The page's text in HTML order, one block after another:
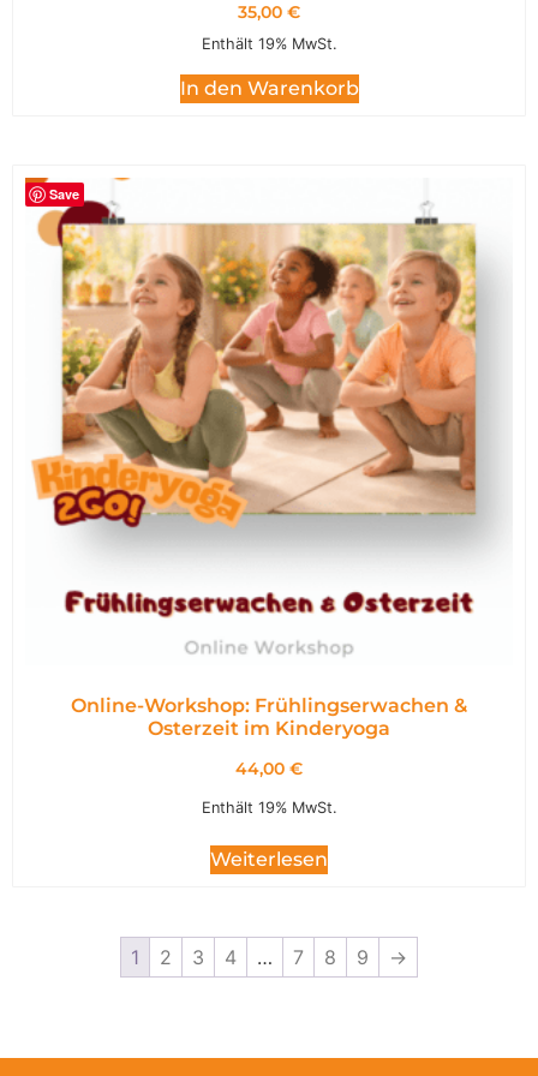
35,00 €
Enthält 19% MwSt.
In den Warenkorb
Save
Online-Workshop: Frühlingserwachen &
Osterzeit im Kinderyoga
44,00 €
Enthält 19% MwSt.
Weiterlesen
1 2 3 4 … 7 8 9 →